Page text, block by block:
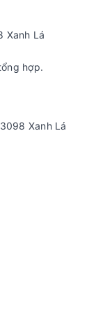
Xanh Lá
hợp.
Xanh Lá